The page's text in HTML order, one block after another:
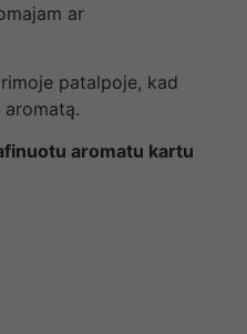
ar
patalpoje, kad
aromatu kartu